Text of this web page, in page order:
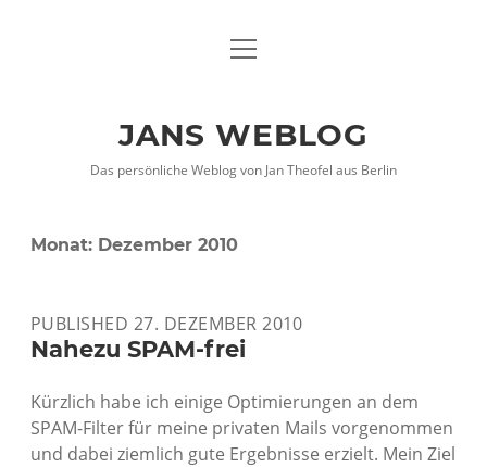
DATENSCHUTZHINWEISE
twitterfacebook
xing
Menü
JANS WEBLOG
Das persönliche Weblog von Jan Theofel aus Berlin
Monat: Dezember 2010
PUBLISHED 27. DEZEMBER 2010
Nahezu SPAM-frei
Kürzlich habe ich einige Optimierungen an dem
SPAM-Filter für meine privaten Mails vorgenommen
und dabei ziemlich gute Ergebnisse erzielt. Mein Ziel